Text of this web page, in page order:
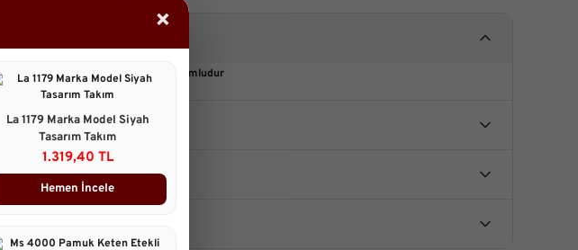
×
La 1179 Marka Model Siyah
Tasarım Takım
1.319,40 TL
Hemen İncele
Standar bedendir.34/44 bedene uyumludur
Taksit Seçenekleri
Ürün Yorumları